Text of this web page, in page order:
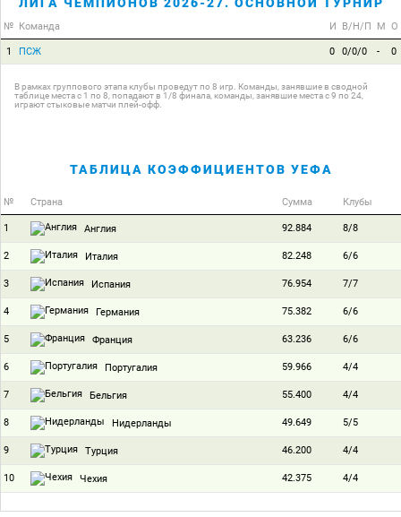
ЛИГА ЧЕМПИОНОВ 2026-27. ОСНОВНОЙ ТУРНИР
№ Команда И В/Н/П М О
1 ПСЖ 0 0/0/0 - 0
В рамках группового этапа клубы проведут по 8 игр. Команды, занявшие в сводной
таблице места с 1 по 8, попадают в 1/8 финала, команды, занявшие места с 9 по 24,
играют стыковые матчи плей-офф.
ТАБЛИЦА КОЭФФИЦИЕНТОВ УЕФА
№ Страна Сумма Клубы
1 Англия 92.884 8/8
2 Италия 82.248 6/6
3 Испания 76.954 7/7
4 Германия 75.382 6/6
5 Франция 63.236 6/6
6 Португалия 59.966 4/4
7 Бельгия 55.400 4/4
8 Нидерланды 49.649 5/5
9 Турция 46.200 4/4
10 Чехия 42.375 4/4